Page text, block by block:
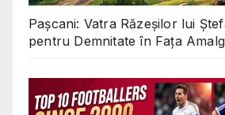
Pașcani: Vatra Răzeșilor lui
pentru Demnitate în Fața